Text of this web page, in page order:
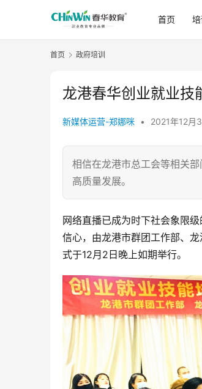
首页
首页 政府培训
龙港春华创业就业技
新媒体运营-郑娜咪 • 2021年12月
相信在龙港市总工会等相关
高质量发展。
网络直播已成为时下社会象限
信心，由龙港市群团工作部、
式于12月2日晚上如期举行。